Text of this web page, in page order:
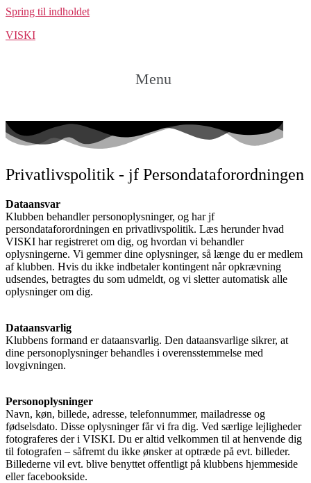
Spring til indholdet
VISKI
Menu
Privatlivspolitik - jf Persondataforordningen
Dataansvar
Klubben behandler personoplysninger, og har jf
persondataforordningen en privatlivspolitik. Læs herunder hvad
VISKI har registreret om dig, og hvordan vi behandler
oplysningerne. Vi gemmer dine oplysninger, så længe du er medlem
af klubben. Hvis du ikke indbetaler kontingent når opkrævning
udsendes, betragtes du som udmeldt, og vi sletter automatisk alle
oplysninger om dig.
Dataansvarlig
Klubbens formand er dataansvarlig. Den dataansvarlige sikrer, at
dine personoplysninger behandles i overensstemmelse med
lovgivningen.
Personoplysninger
Navn, køn, billede, adresse, telefonnummer, mailadresse og
fødselsdato. Disse oplysninger får vi fra dig. Ved særlige lejligheder
fotograferes der i VISKI. Du er altid velkommen til at henvende dig
til fotografen – såfremt du ikke ønsker at optræde på evt. billeder.
Billederne vil evt. blive benyttet offentligt på klubbens hjemmeside
eller facebookside.